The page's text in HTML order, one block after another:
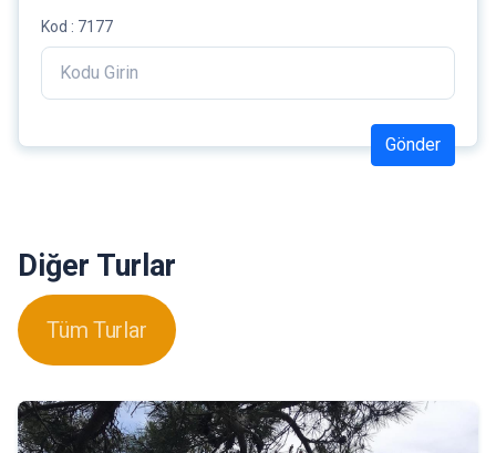
Kod : 7177
Gönder
Diğer Turlar
Tüm Turlar